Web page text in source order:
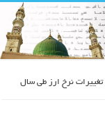
تغییرات نرخ ارز طی سال